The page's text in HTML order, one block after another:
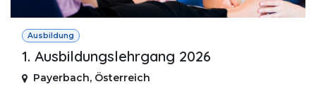
Ausbildung
1. Ausbildungslehrgang 2026
Payerbach, Österreich